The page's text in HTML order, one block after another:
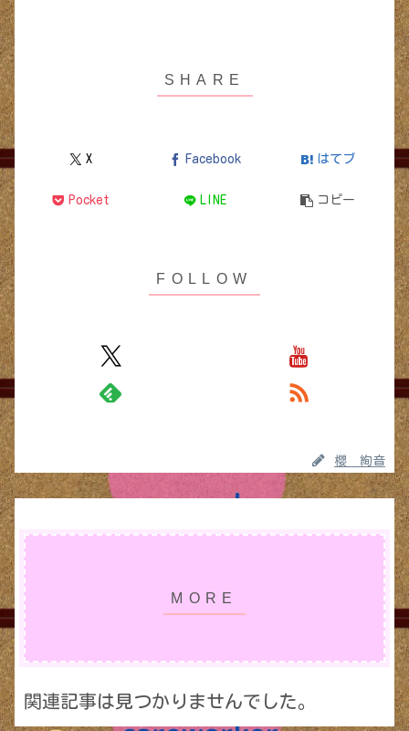
X Facebook はてブ
Pocket LINE コピー
櫻 絢音
関連記事は見つかりませんでした。